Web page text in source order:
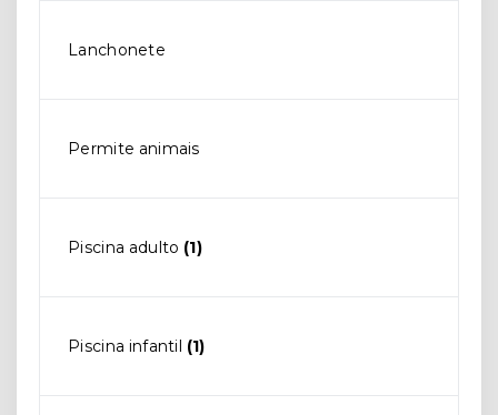
Lanchonete
Permite animais
Piscina adulto (1)
Piscina infantil (1)